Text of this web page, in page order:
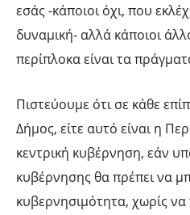
εσάς -κάποιοι όχι, που
δυναμική- αλλά κάποιοι
περίπλοκα είναι τα
Πιστεύουμε ότι σε κάθε
Δήμος, είτε αυτό είναι η
κεντρική κυβέρνηση, εάν
κυβέρνησης θα πρέπει να
κυβερνησιμότητα, χωρίς να